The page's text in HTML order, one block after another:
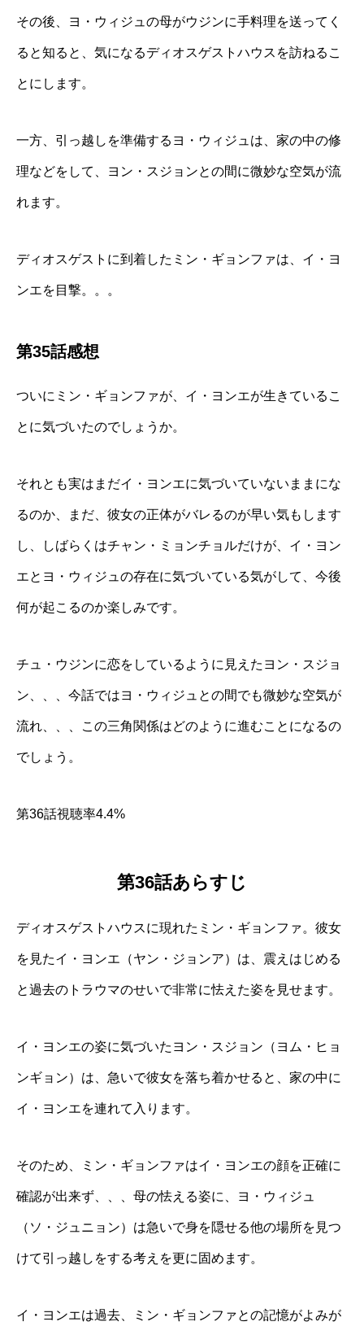
その後、ヨ・ウィジュの母がウジンに手料理を送ってく
ると知ると、気になるディオスゲストハウスを訪ねるこ
とにします。
一方、引っ越しを準備するヨ・ウィジュは、家の中の修
理などをして、ヨン・スジョンとの間に微妙な空気が流
れます。
ディオスゲストに到着したミン・ギョンファは、イ・ヨ
ンエを目撃。。。
第35話感想
ついにミン・ギョンファが、イ・ヨンエが生きているこ
とに気づいたのでしょうか。
それとも実はまだイ・ヨンエに気づいていないままにな
るのか、まだ、彼女の正体がバレるのが早い気もします
し、しばらくはチャン・ミョンチョルだけが、イ・ヨン
エとヨ・ウィジュの存在に気づいている気がして、今後
何が起こるのか楽しみです。
チュ・ウジンに恋をしているように見えたヨン・スジョ
ン、、、今話ではヨ・ウィジュとの間でも微妙な空気が
流れ、、、この三角関係はどのように進むことになるの
でしょう。
第36話視聴率4.4%
第36話あらすじ
ディオスゲストハウスに現れたミン・ギョンファ。彼女
を見たイ・ヨンエ（ヤン・ジョンア）は、震えはじめる
と過去のトラウマのせいで非常に怯えた姿を見せます。
イ・ヨンエの姿に気づいたヨン・スジョン（ヨム・ヒョ
ンギョン）は、急いで彼女を落ち着かせると、家の中に
イ・ヨンエを連れて入ります。
そのため、ミン・ギョンファはイ・ヨンエの顔を正確に
確認が出来ず、、、母の怯える姿に、ヨ・ウィジュ
（ソ・ジュニョン）は急いで身を隠せる他の場所を見つ
けて引っ越しをする考えを更に固めます。
イ・ヨンエは過去、ミン・ギョンファとの記憶がよみが